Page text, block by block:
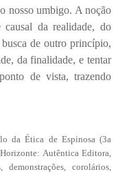
nosso umbigo. A noção
da realidade, do
de outro princípio,
da finalidade, e tentar
de vista, trazendo
da Ética de Espinosa (3a
Autêntica Editora,
corolários,